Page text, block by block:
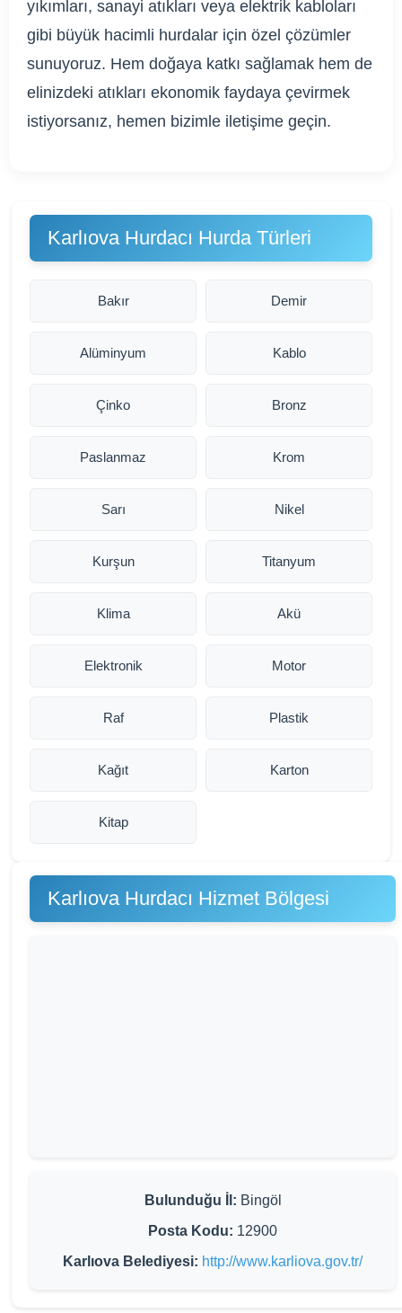
yıkımları, sanayi atıkları veya elektrik kabloları
gibi büyük hacimli hurdalar için özel çözümler
sunuyoruz. Hem doğaya katkı sağlamak hem de
elinizdeki atıkları ekonomik faydaya çevirmek
istiyorsanız, hemen bizimle iletişime geçin.
Karlıova Hurdacı Hurda Türleri
Bakır Demir
Alüminyum Kablo
Çinko Bronz
Paslanmaz Krom
Sarı Nikel
Kurşun Titanyum
Klima Akü
Elektronik Motor
Raf Plastik
Kağıt Karton
Kitap
Karlıova Hurdacı Hizmet Bölgesi
Bulunduğu İl: Bingöl
Posta Kodu: 12900
Karlıova Belediyesi: http://www.karliova.gov.tr/